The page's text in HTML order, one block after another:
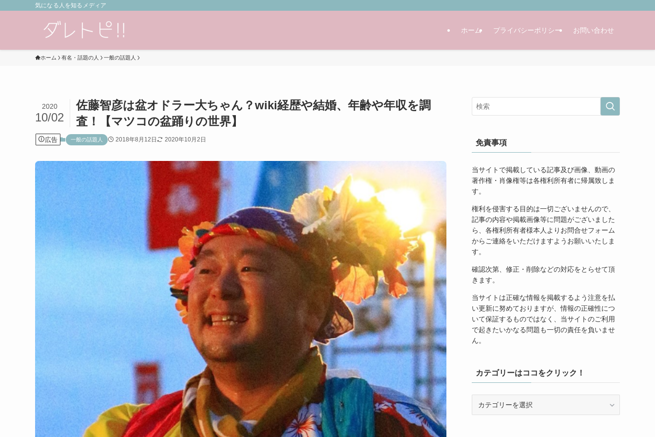
気になる人を知るメディア
ホーム プライバシーポリシー お問い合わせ
ホーム 有名・話題の人 一般の話題人
佐藤智彦は盆オドラー大ちゃん？wiki経歴や結婚、年齢や年収を調
査！【マツコの盆踊りの世界】
2020
10/02
広告 一般の話題人 2018年8月12日 2020年10月2日 免責事項
当サイトで掲載している記事及び画像、動画の
著作権・肖像権等は各権利所有者に帰属致しま
す。
権利を侵害する目的は一切ございませんので、
記事の内容や掲載画像等に問題がございました
ら、各権利所有者様本人よりお問合せフォーム
からご連絡をいただけますようお願いいたしま
す。
確認次第、修正・削除などの対応をとらせて頂
きます。
当サイトは正確な情報を掲載するよう注意を払
い更新に努めておりますが、情報の正確性につ
いて保証するものではなく、当サイトのご利用
で起きたいかなる問題も一切の責任を負いませ
ん。
カテゴリーはココをクリック！